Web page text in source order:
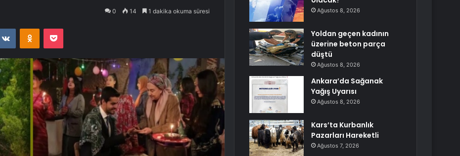
0 14 1 dakika okuma süresi
VKontakteOdnoklassniki
Pocket
Ağustos 8, 2026
Yoldan geçen kadının
üzerine beton parça
düştü
Ağustos 8, 2026
Ankara’da Sağanak
Yağış Uyarısı
Ağustos 8, 2026
Kars’ta Kurbanlık
Pazarları Hareketli
Ağustos 7, 2026